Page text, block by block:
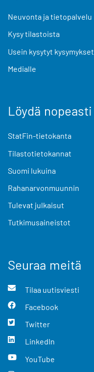
Neuvonta ja tietopalvelu
Kysy tilastoista
Usein kysytyt kysymykset
Medialle
Löydä nopeasti
StatFin-tietokanta
Tilastotietokannat
Suomi lukuina
Rahanarvonmuunnin
Tulevat julkaisut
Tutkimusaineistot
Seuraa meitä
Tilaa uutisviesti
Facebook
Twitter
LinkedIn
YouTube